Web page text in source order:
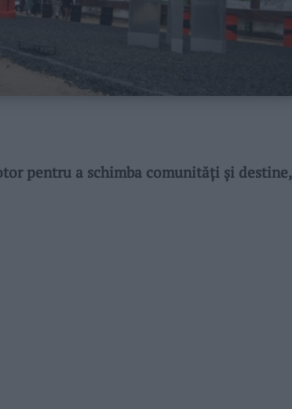
pentru a schimba comunități și destine,